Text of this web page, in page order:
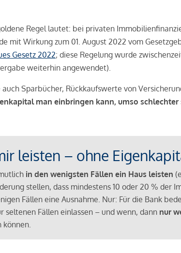
Regel lautet: bei privaten
mit Wirkung zum 01. August 2022 vom
Gesetz 2022; diese Regelung wurde
weiterhin angewendet).
Sparbücher, Rückkaufswerte von
man einbringen kann, umso
leisten – ohne
in den wenigsten Fällen ein Haus leisten
stellen, dass mindestens 10 oder 20 % der
Fällen eine Ausnahme. Nur: Für die Bank
seltenen Fällen einlassen – und wenn, dann nur
können.